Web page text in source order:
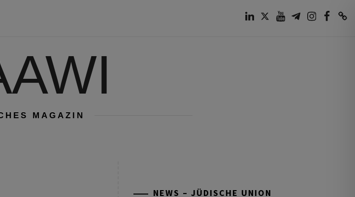
MAGAZIN
NEWS – JÜDISCHE UNION
Jüdische Menschen unterschiedlicher